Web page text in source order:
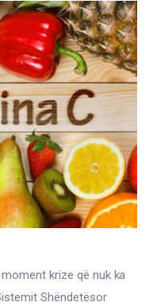
krize që nuk ka
Shëndetësor